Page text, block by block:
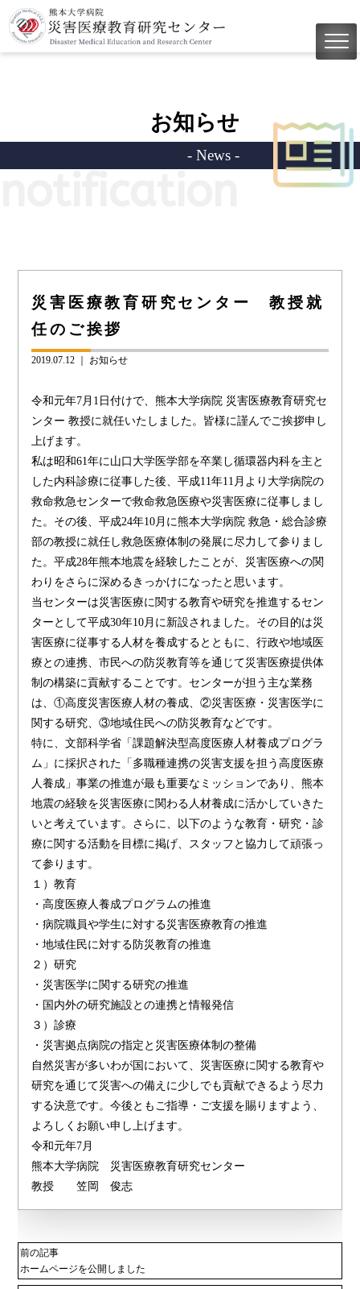
お知らせ
- News -
災害医療教育研究センター 教授就
任のご挨拶
2019.07.12 ｜ お知らせ
令和元年7月1日付けで、熊本大学病院 災害医療教育研究セ
ンター 教授に就任いたしました。皆様に謹んでご挨拶申し
上げます。
私は昭和61年に山口大学医学部を卒業し循環器内科を主と
した内科診療に従事した後、平成11年11月より大学病院の
救命救急センターで救命救急医療や災害医療に従事しまし
た。その後、平成24年10月に熊本大学病院 救急・総合診療
部の教授に就任し救急医療体制の発展に尽力して参りまし
た。平成28年熊本地震を経験したことが、災害医療への関
わりをさらに深めるきっかけになったと思います。
当センターは災害医療に関する教育や研究を推進するセン
ターとして平成30年10月に新設されました。その目的は災
害医療に従事する人材を養成するとともに、行政や地域医
療との連携、市民への防災教育等を通じて災害医療提供体
制の構築に貢献することです。センターが担う主な業務
は、①高度災害医療人材の養成、②災害医療・災害医学に
関する研究、③地域住民への防災教育などです。
特に、文部科学省「課題解決型高度医療人材養成プログラ
ム」に採択された「多職種連携の災害支援を担う高度医療
人養成」事業の推進が最も重要なミッションであり、熊本
地震の経験を災害医療に関わる人材養成に活かしていきた
いと考えています。さらに、以下のような教育・研究・診
療に関する活動を目標に掲げ、スタッフと協力して頑張っ
て参ります。
１）教育
・高度医療人養成プログラムの推進
・病院職員や学生に対する災害医療教育の推進
・地域住民に対する防災教育の推進
２）研究
・災害医学に関する研究の推進
・国内外の研究施設との連携と情報発信
３）診療
・災害拠点病院の指定と災害医療体制の整備
自然災害が多いわが国において、災害医療に関する教育や
研究を通じて災害への備えに少しでも貢献できるよう尽力
する決意です。今後ともご指導・ご支援を賜りますよう、
よろしくお願い申し上げます。
令和元年7月
熊本大学病院 災害医療教育研究センター
教授 笠岡 俊志
前の記事
ホームページを公開しました